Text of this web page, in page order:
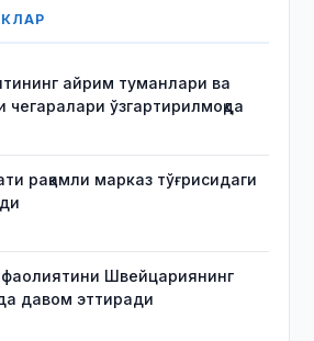
айрим туманлари ва
чегаралари ўзгартирилмоқда
рақамли марказ тўғрисидаги
Швейцариянинг
давом эттиради